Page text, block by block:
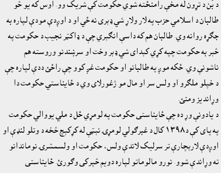
د بُن د تړون له مخې رامنځته شوي حکومت کې شريک وو. اوس که يو څو
طالبان د اسلامي حزب په لار ولاړ شي ډېرى نه ځي او د اوږدې مودې لپاره به
جګړه روانه وي. طالبان هم که داسې انګېري چې د ډاکټر نجيب د حکومت په
څېر به حکومت چپه کړي کېداى شي ډېر وخت او سرښندنو وروسته هم
ناشونې وي. ځکه موږ په طالبانو او حکومت غږ کوو چې راځئ ددې لپاره چې
د خپلو ملګرو او ولس سر او مال مو ژغورلاى وي د ځايناستي حکومت دا
وړانديز ومنئ.
د يادونې وړ ده چې ځايناستى حکومت په لومړي ځل د ملي يووالي حکومت
په پاى کې د١٣٩٨ کال د غبرګولي لومړۍ نېټې له کړکېچ څخه د وتلو لنډې او
اوږدې لارېچارې تر سرليک لاندې ولس، حکومت او ولسمشرۍ نوماندانو
ته وړاندې شوو. نورو مالوماتو لپاره دويم څپرکى وګورئ. ځايناستى